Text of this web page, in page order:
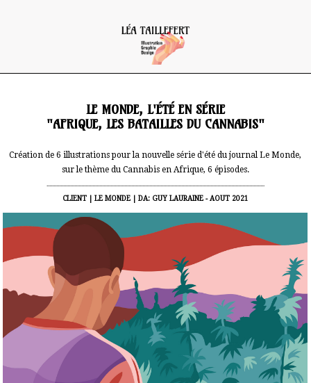
LE MONDE, L'ÉTÉ EN SÉRIE
"AFRIQUE, LES BATAILLES DU CANNABIS"
Création de 6 illustrations pour la nouvelle série d'été du journal Le Monde,
sur le thème du Cannabis en Afrique, 6 épisodes.
.............................................................................................................................................................
CLIENT | LE MONDE | DA: GUY LAURAINE - AOUT 2021